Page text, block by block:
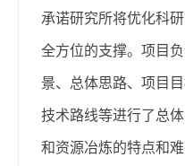
承诺研究所将优化科
全方位的支撑。项目
景、总体思路、项目
技术路线等进行了总
和资源冶炼的特点和